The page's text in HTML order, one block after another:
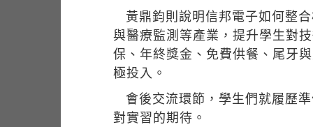
黃鼎鈞則說明信邦電子如何整
與醫療監測等產業，提升學生對
保、年終獎金、免費供餐、尾牙
極投入。
會後交流環節，學生們就履歷
對實習的期待。